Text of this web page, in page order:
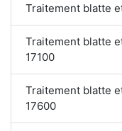
Traitement blatte
Traitement blatte
17100
Traitement blatte
17600